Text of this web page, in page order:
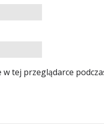
w tej przeglądarce